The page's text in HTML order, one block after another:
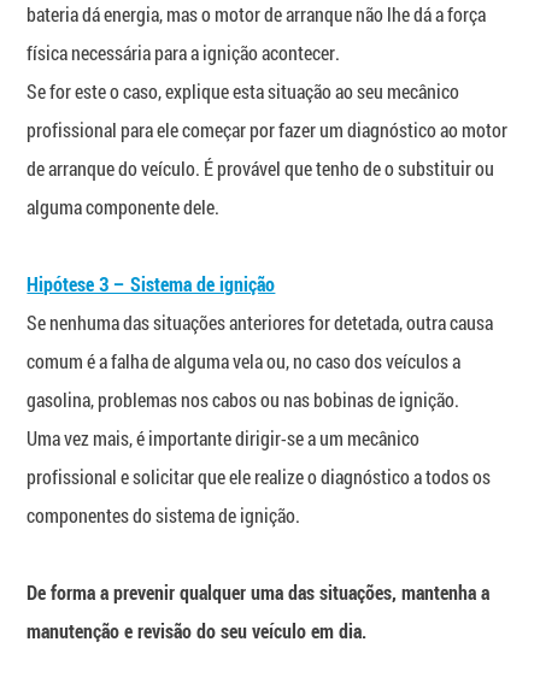
bateria dá energia, mas o motor de arranque não lhe dá a força
física necessária para a ignição acontecer.
Se for este o caso, explique esta situação ao seu mecânico
profissional para ele começar por fazer um diagnóstico ao motor
de arranque do veículo. É provável que tenho de o substituir ou
alguma componente dele.
Hipótese 3 – Sistema de ignição
Se nenhuma das situações anteriores for detetada, outra causa
comum é a falha de alguma vela ou, no caso dos veículos a
gasolina, problemas nos cabos ou nas bobinas de ignição.
Uma vez mais, é importante dirigir-se a um mecânico
profissional e solicitar que ele realize o diagnóstico a todos os
componentes do sistema de ignição.
De forma a prevenir qualquer uma das situações, mantenha a
manutenção e revisão do seu veículo em dia.